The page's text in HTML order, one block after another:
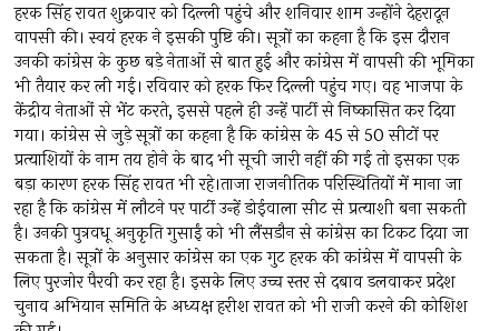
हरक सिंह रावत शुक्रवार को दिल्ली पहुंचे और शनिवार शाम उन्होंने देहरादून
वापसी की। स्वयं हरक ने इसकी पुष्टि की। सूत्रों का कहना है कि इस दौरान
उनकी कांग्रेस के कुछ बड़े नेताओं से बात हुई और कांग्रेस में वापसी की भूमिका
भी तैयार कर ली गई। रविवार को हरक फिर दिल्ली पहुंच गए। वह भाजपा के
केंद्रीय नेताओं से भेंट करते, इससे पहले ही उन्हें पार्टी से निष्कासित कर दिया
गया। कांग्रेस से जुड़े सूत्रों का कहना है कि कांग्रेस के 45 से 50 सीटों पर
प्रत्याशियों के नाम तय होने के बाद भी सूची जारी नहीं की गई तो इसका एक
बड़ा कारण हरक सिंह रावत भी रहे।ताजा राजनीतिक परिस्थितियों में माना जा
रहा है कि कांग्रेस में लौटने पर पार्टी उन्हें डोईवाला सीट से प्रत्याशी बना सकती
है। उनकी पुत्रवधू अनुकृति गुसाईं को भी लैंसडौन से कांग्रेस का टिकट दिया जा
सकता है। सूत्रों के अनुसार कांग्रेस का एक गुट हरक की कांग्रेस में वापसी के
लिए पुरजोर पैरवी कर रहा है। इसके लिए उच्च स्तर से दबाव डलवाकर प्रदेश
चुनाव अभियान समिति के अध्यक्ष हरीश रावत को भी राजी करने की कोशिश